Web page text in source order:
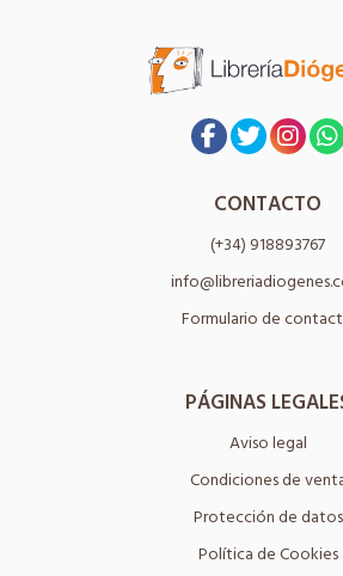
CONTACTO
(+34) 918893767
Formulario de
PÁGINAS
Aviso legal
Condiciones de
Protección de datos
Política de Cookies